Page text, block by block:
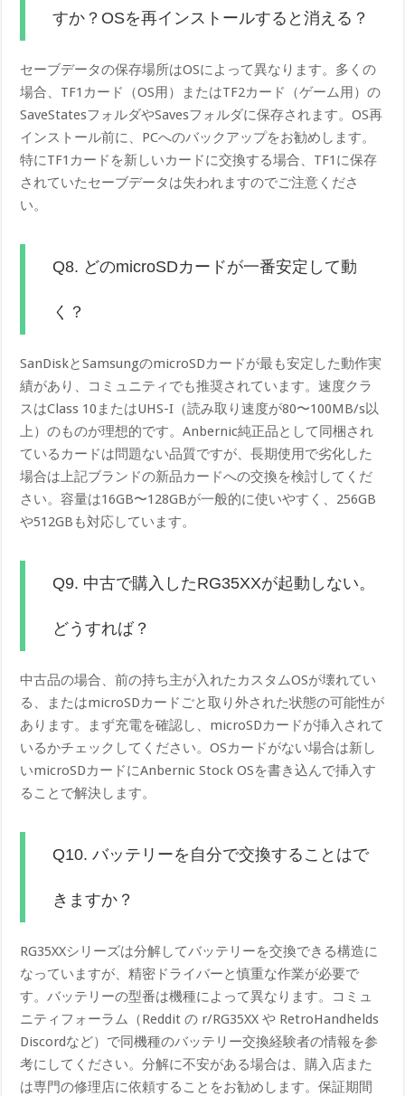
すか？OSを再インストールすると消える？
セーブデータの保存場所はOSによって異なります。多くの
場合、TF1カード（OS用）またはTF2カード（ゲーム用）の
SaveStatesフォルダやSavesフォルダに保存されます。OS再
インストール前に、PCへのバックアップをお勧めします。
特にTF1カードを新しいカードに交換する場合、TF1に保存
されていたセーブデータは失われますのでご注意くださ
い。
Q8. どのmicroSDカードが一番安定して動
く？
SanDiskとSamsungのmicroSDカードが最も安定した動作実
績があり、コミュニティでも推奨されています。速度クラ
スはClass 10またはUHS-I（読み取り速度が80〜100MB/s以
上）のものが理想的です。Anbernic純正品として同梱され
ているカードは問題ない品質ですが、長期使用で劣化した
場合は上記ブランドの新品カードへの交換を検討してくだ
さい。容量は16GB〜128GBが一般的に使いやすく、256GB
や512GBも対応しています。
Q9. 中古で購入したRG35XXが起動しない。
どうすれば？
中古品の場合、前の持ち主が入れたカスタムOSが壊れてい
る、またはmicroSDカードごと取り外された状態の可能性が
あります。まず充電を確認し、microSDカードが挿入されて
いるかチェックしてください。OSカードがない場合は新し
いmicroSDカードにAnbernic Stock OSを書き込んで挿入す
ることで解決します。
Q10. バッテリーを自分で交換することはで
きますか？
RG35XXシリーズは分解してバッテリーを交換できる構造に
なっていますが、精密ドライバーと慎重な作業が必要で
す。バッテリーの型番は機種によって異なります。コミュ
ニティフォーラム（Reddit の r/RG35XX や RetroHandhelds
Discordなど）で同機種のバッテリー交換経験者の情報を参
考にしてください。分解に不安がある場合は、購入店また
は専門の修理店に依頼することをお勧めします。保証期間